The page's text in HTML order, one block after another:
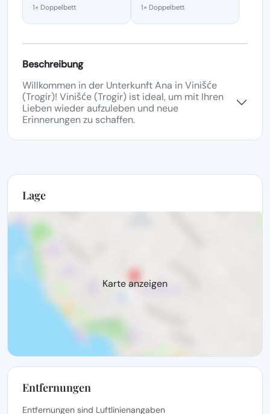
1× Doppelbett 1× Doppelbett
Beschreibung
Willkommen in der Unterkunft Ana in Vinišće
(Trogir)! Vinišće (Trogir) ist ideal, um mit Ihren
Lieben wieder aufzuleben und neue
Erinnerungen zu schaffen.
Lage
Karte anzeigen
Entfernungen
Entfernungen sind Luftlinienangaben